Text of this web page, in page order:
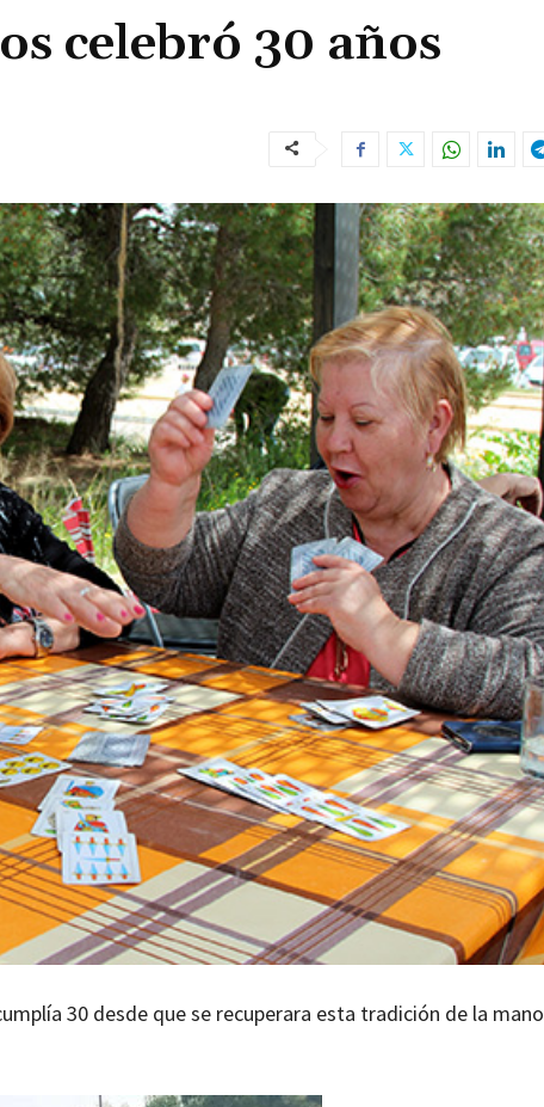
celebró 30 años
30 desde que se recuperara esta tradición de la mano